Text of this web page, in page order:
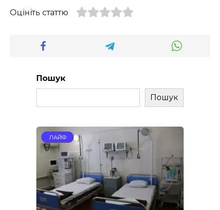
Оцініть статтю
Пошук
Пошук
ЛАЙФ